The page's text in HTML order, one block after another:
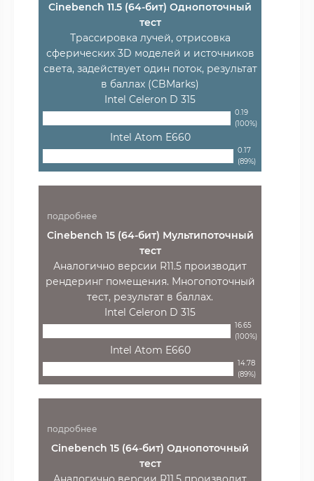
Cinebench 11.5 (64-бит) Однопоточный
тест
Трассировка лучей, отрисовка
сферических 3D моделей и источников
света, задействует один поток, результат
в баллах (CBMarks)
Intel Celeron D 315
0.19
(100%)
Intel Atom E660
0.17
(89%)
подробнее
Cinebench 15 (64-бит) Мультипоточный
тест
Аналогично версии R11.5 производит
рендеринг помещения. Многопоточный
тест, результат в баллах.
Intel Celeron D 315
16.65
(100%)
Intel Atom E660
14.78
(89%)
подробнее
Cinebench 15 (64-бит) Однопоточный
тест